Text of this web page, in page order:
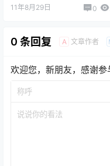
11年8月29日 0
0 条回复 A 文章作者
欢迎您，新朋友，感谢参